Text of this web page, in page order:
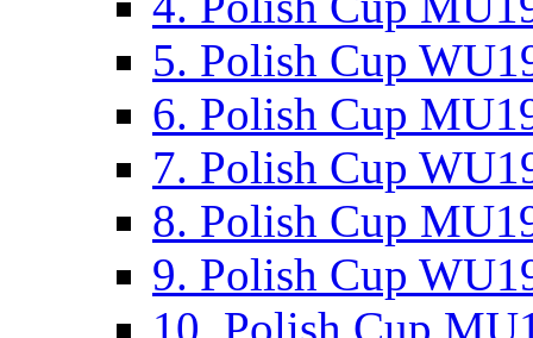
5. Polish Cup
6. Polish Cup
7. Polish Cup
8. Polish Cup
9. Polish Cup
10. Polish Cup